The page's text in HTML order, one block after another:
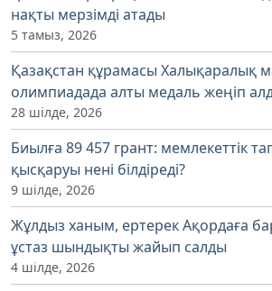
нақты мерзімді атады
5 тамыз, 2026
Қазақстан құрамасы Халықаралық
олимпиадада алты медаль жеңіп
28 шілде, 2026
Биылға 89 457 грант: мемлекеттік
қысқаруы нені білдіреді?
9 шілде, 2026
Жұлдыз ханым, ертерек Ақордаға
ұстаз шындықты жайып салды
4 шілде, 2026